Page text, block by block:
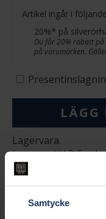
Samtycke
Artikel ingår i
20%* på
Du får 20% rabatt
på varumärken.
LÄGG
Lagervara.
Leveranstid 2-5
Öppet köp i 30